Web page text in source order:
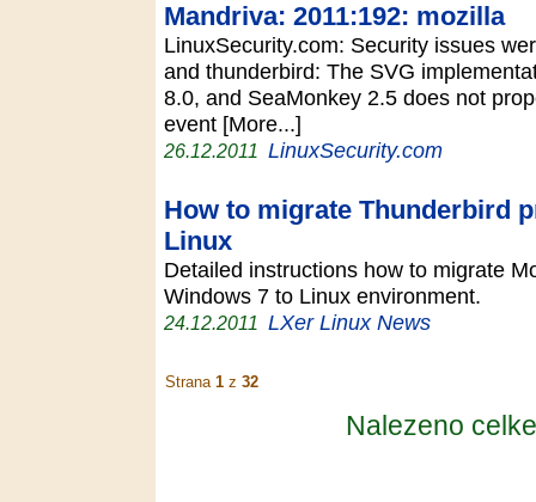
Mandriva: 2011:192: mozilla
LinuxSecurity.com: Security issues
and thunderbird: The SVG
8.0, and SeaMonkey 2.5 does not
event [More...]
26.12.2011 LinuxSecurity.com
How to migrate Thunderbird
Linux
Detailed instructions how to migrate
Windows 7 to Linux environment.
24.12.2011 LXer Linux News
Strana 1 z 32
Nalezeno